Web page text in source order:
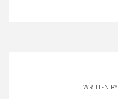
WRITTEN BY